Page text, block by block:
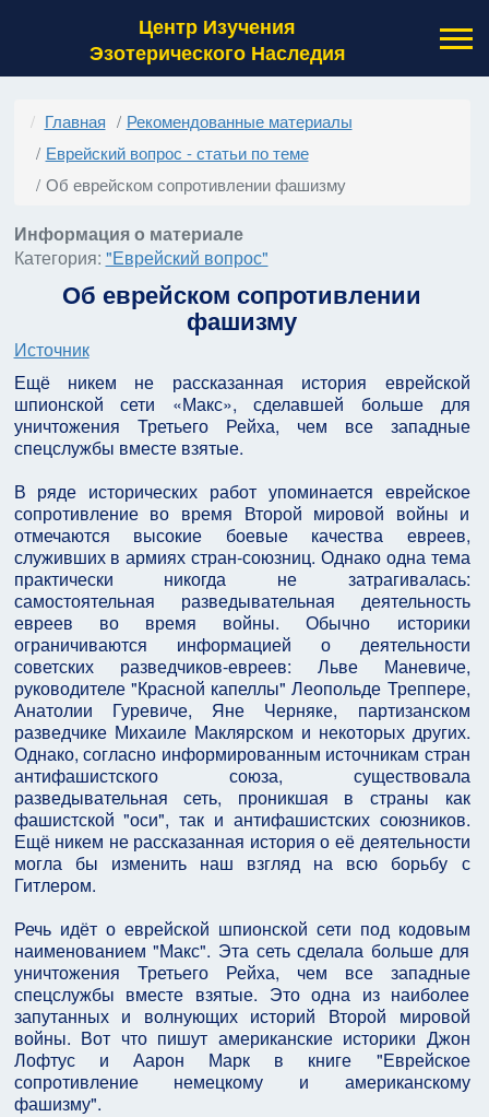
Центр Изучения
Эзотерического Наследия
Главная
Рекомендованные материалы
Еврейский вопрос - статьи по теме
Об еврейском сопротивлении фашизму
Информация о материале
Категория: "Еврейский вопрос"
Об еврейском сопротивлении
фашизму
Источник
Ещё никем не рассказанная история еврейской
шпионской сети «Макс», сделавшей больше для
уничтожения Третьего Рейха, чем все западные
спецслужбы вместе взятые.
В ряде исторических работ упоминается еврейское
сопротивление во время Второй мировой войны и
отмечаются высокие боевые качества евреев,
служивших в армиях стран-союзниц. Однако одна тема
практически никогда не затрагивалась:
самостоятельная разведывательная деятельность
евреев во время войны. Обычно историки
ограничиваются информацией о деятельности
советских разведчиков-евреев: Льве Маневиче,
руководителе "Красной капеллы" Леопольде Треппере,
Анатолии Гуревиче, Яне Черняке, партизанском
разведчике Михаиле Маклярском и некоторых других.
Однако, согласно информированным источникам стран
антифашистского союза, существовала
разведывательная сеть, проникшая в страны как
фашистской "оси", так и антифашистских союзников.
Ещё никем не рассказанная история о её деятельности
могла бы изменить наш взгляд на всю борьбу с
Гитлером.
Речь идёт о еврейской шпионской сети под кодовым
наименованием "Макс". Эта сеть сделала больше для
уничтожения Третьего Рейха, чем все западные
спецслужбы вместе взятые. Это одна из наиболее
запутанных и волнующих историй Второй мировой
войны. Вот что пишут американские историки Джон
Лофтус и Аарон Марк в книге "Еврейское
сопротивление немецкому и американскому
фашизму".